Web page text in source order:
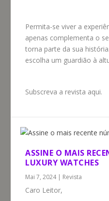
Permita-se viver a
apenas complementa o
torna parte da sua
escolha um guardião à
Subscreva a revista aqui.
ASSINE O MAIS
LUXURY WATCHES
Mai 7, 2024| Revista
Caro Leitor,